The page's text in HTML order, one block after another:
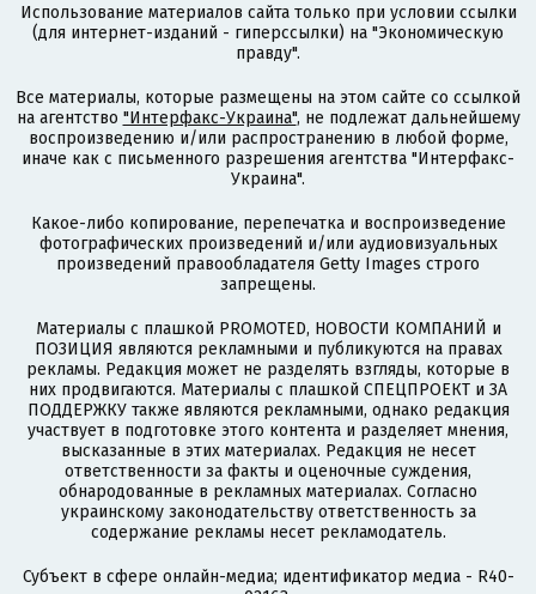
Использование материалов сайта только при условии ссылки
(для интернет-изданий - гиперссылки) на "Экономическую
правду".
Все материалы, которые размещены на этом сайте со ссылкой
на агентство "Интерфакс-Украина", не подлежат дальнейшему
воспроизведению и/или распространению в любой форме,
иначе как с письменного разрешения агентства "Интерфакс-
Украина".
Какое-либо копирование, перепечатка и воспроизведение
фотографических произведений и/или аудиовизуальных
произведений правообладателя Getty Images строго
запрещены.
Материалы с плашкой PROMOTED, НОВОСТИ КОМПАНИЙ и
ПОЗИЦИЯ являются рекламными и публикуются на правах
рекламы. Редакция может не разделять взгляды, которые в
них продвигаются. Материалы с плашкой СПЕЦПРОЕКТ и ЗА
ПОДДЕРЖКУ также являются рекламными, однако редакция
участвует в подготовке этого контента и разделяет мнения,
высказанные в этих материалах. Редакция не несет
ответственности за факты и оценочные суждения,
обнародованные в рекламных материалах. Согласно
украинскому законодательству ответственность за
содержание рекламы несет рекламодатель.
Субъект в сфере онлайн-медиа; идентификатор медиа - R40-